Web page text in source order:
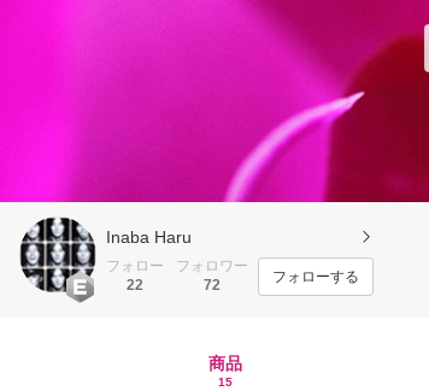
Inaba Haru
フォロー
22
フォロワー
72
フォローする
商品
15